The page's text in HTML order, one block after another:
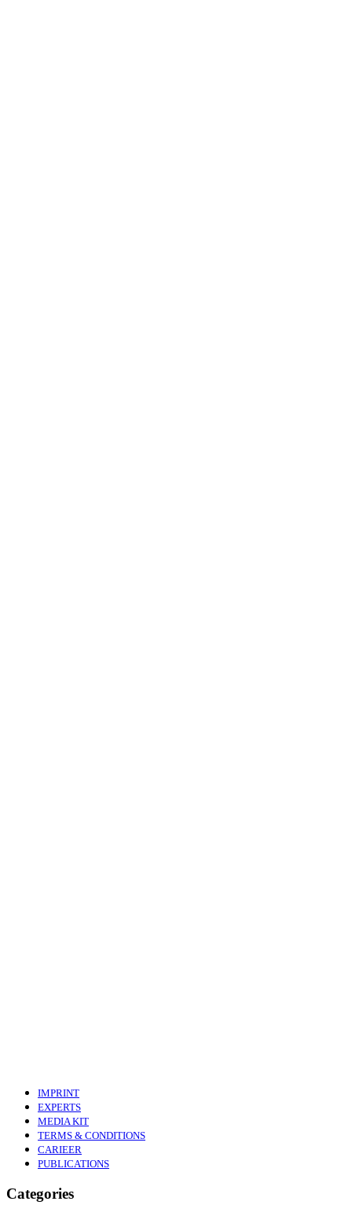
IMPRINT
EXPERTS
MEDIA KIT
TERMS & CONDITIONS
CARIEER
PUBLICATIONS
Categories